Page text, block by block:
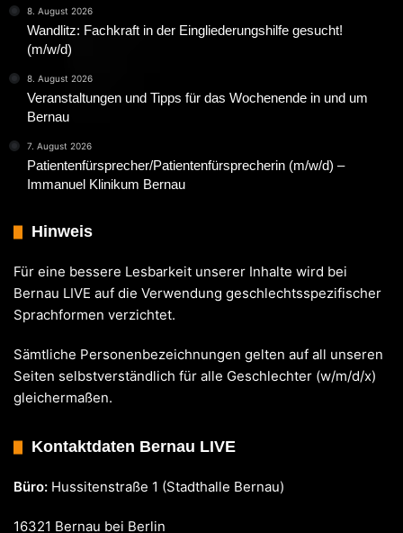
8. August 2026
Wandlitz: Fachkraft in der Eingliederungshilfe gesucht!
(m/w/d)
8. August 2026
Veranstaltungen und Tipps für das Wochenende in und um
Bernau
7. August 2026
Patientenfürsprecher/Patientenfürsprecherin (m/w/d) –
Immanuel Klinikum Bernau
Hinweis
Für eine bessere Lesbarkeit unserer Inhalte wird bei
Bernau LIVE auf die Verwendung geschlechtsspezifischer
Sprachformen verzichtet.
Sämtliche Personenbezeichnungen gelten auf all unseren
Seiten selbstverständlich für alle Geschlechter (w/m/d/x)
gleichermaßen.
Kontaktdaten Bernau LIVE
Büro: Hussitenstraße 1 (Stadthalle Bernau)
16321 Bernau bei Berlin